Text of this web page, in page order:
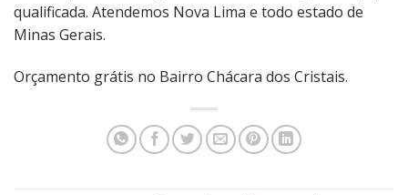
qualificada. Atendemos Nova Lima e todo estado de
Minas Gerais.
Orçamento grátis no Bairro Chácara dos Cristais.